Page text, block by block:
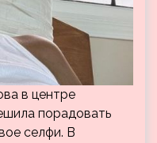
в центре
порадовать
селфи. В